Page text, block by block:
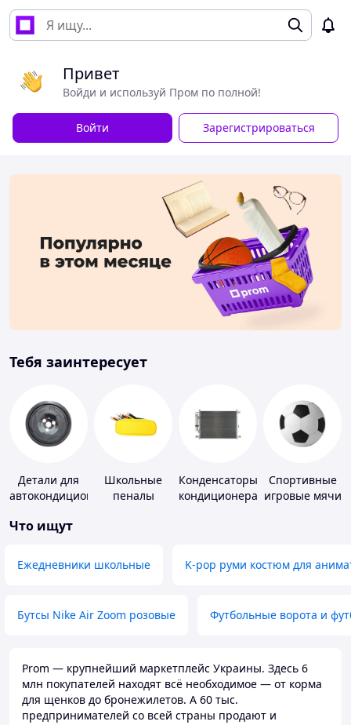
Привет
Войди и используй Пром по полной!
Войти Зарегистрироваться
Тебя заинтересует
Детали для
автокондиционеров
Школьные
пеналы
Конденсаторы
кондиционера
Спортивные
игровые мячи
Что ищут
Ежедневники школьные K-pop руми костюм для
Бутсы Nike Air Zoom розовые Футбольные ворота и
Prom — крупнейший маркетплейс Украины. Здесь 6
млн покупателей находят всё необходимое — от корма
для щенков до бронежилетов. А 60 тыс.
предпринимателей со всей страны продают и